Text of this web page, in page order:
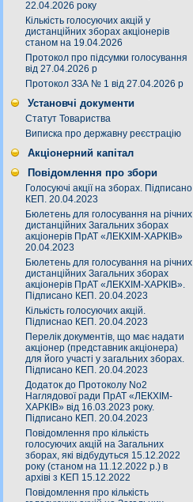
22.04.2026 року
Кількість голосуючих акцій у
дистанційних зборах акціонерів
станом на 19.04.2026
Протокол про підсумки голосування
від 27.04.2026 р
Протокол ЗЗА № 1 від 27.04.2026 р
Установчі документи
Статут Товариства
Виписка про державну реєстрацію
Акціонерний капітал
Повідомлення про збори
Голосуючі акції на зборах. Підписано
КЕП. 20.04.2023
Бюлетень для голосування на річних
дистанційних Загальних зборах
акціонерів ПрАТ «ЛЕКХІМ-ХАРКІВ»
20.04.2023
Бюлетень для голосування на річних
дистанційних Загальних зборах
акціонерів ПрАТ «ЛЕКХІМ-ХАРКІВ».
Підписано КЕП. 20.04.2023
Кількість голосуючих акцій.
Підписнао КЕП. 20.04.2023
Перелік документів, що має надати
акціонер (представник акціонера)
для його участі у загальних зборах.
Підписано КЕП. 20.04.2023
Додаток до Протоколу No2
Наглядової ради ПрАТ «ЛЕКХІМ-
ХАРКІВ» від 16.03.2023 року.
Підписано КЕП. 20.04.2023
Повідомлення про кількість
голосуючих акцій на Загальних
зборах, які відбудуться 15.12.2022
року (станом на 11.12.2022 р.) в
архіві з КЕП 15.12.2022
Повідомлення про кількість